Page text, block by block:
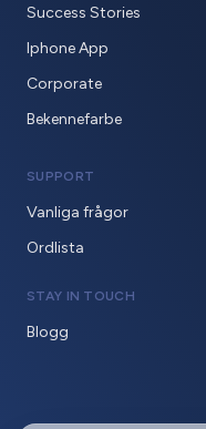
Success Stories
Iphone App
Corporate
Bekennefarbe
SUPPORT
Vanliga frågor
Ordlista
STAY IN TOUCH
Blogg